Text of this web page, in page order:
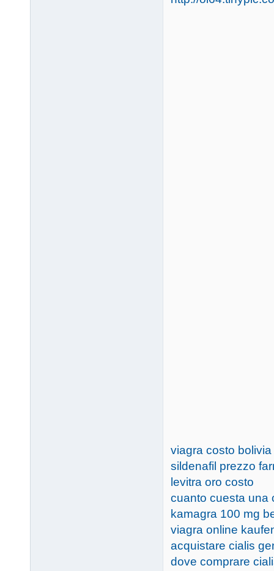
viagra costo bolivia
sildenafil prezzo
levitra oro costo
cuanto cuesta una
kamagra 100 mg
viagra online
acquistare cialis
dove comprare